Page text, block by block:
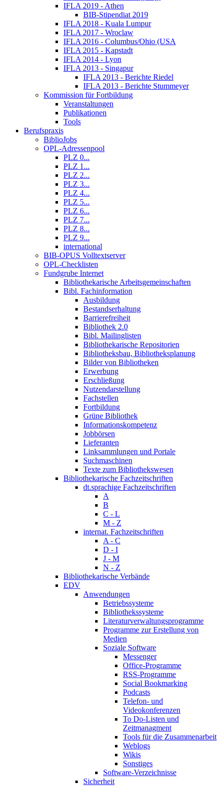
IFLA 2019 - Athen
BIB-Stipendiat 2019
IFLA 2018 - Kuala Lumpur
IFLA 2017 - Wroclaw
IFLA 2016 - Columbus/Ohio (USA
IFLA 2015 - Kapstadt
IFLA 2014 - Lyon
IFLA 2013 - Singapur
IFLA 2013 - Berichte Riedel
IFLA 2013 - Berichte Stummeyer
Kommission für Fortbildung
Veranstaltungen
Publikationen
Tools
Berufspraxis
BiblioJobs
OPL-Adressenpool
PLZ 0...
PLZ 1...
PLZ 2...
PLZ 3...
PLZ 4...
PLZ 5...
PLZ 6...
PLZ 7...
PLZ 8...
PLZ 9...
international
BIB-OPUS Volltextserver
OPL-Checklisten
Fundgrube Internet
Bibliothekarische Arbeitsgemeinschaften
Bibl. Fachinformation
Ausbildung
Bestandserhaltung
Barrierefreiheit
Bibliothek 2.0
Bibl. Mailinglisten
Bibliothekarische Repositorien
Bibliotheksbau, Bibliotheksplanung
Bilder von Bibliotheken
Erwerbung
Erschließung
Nutzendarstellung
Fachstellen
Fortbildung
Grüne Bibliothek
Informationskompetenz
Jobbörsen
Lieferanten
Linksammlungen und Portale
Suchmaschinen
Texte zum Bibliothekswesen
Bibliothekarische Fachzeitschriften
dt.sprachige Fachzeitschriften
A
B
C - L
M - Z
internat. Fachzeitschriften
A - C
D - I
J - M
N - Z
Bibliothekarische Verbände
EDV
Anwendungen
Betriebssysteme
Bibliothekssysteme
Literaturverwaltungsprogramme
Programme zur Erstellung von
Medien
Soziale Software
Messenger
Office-Programme
RSS-Programme
Social Bookmarking
Podcasts
Telefon- und
Videokonferenzen
To Do-Listen und
Zeitmanagment
Tools für die Zusammenarbeit
Weblogs
Wikis
Sonstiges
Software-Verzeichnisse
Sicherheit